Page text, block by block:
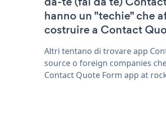
hanno un "techie" che
costruire a Contact
Altri tentano di trovare app
source o foreign companies
Contact Quote Form app at